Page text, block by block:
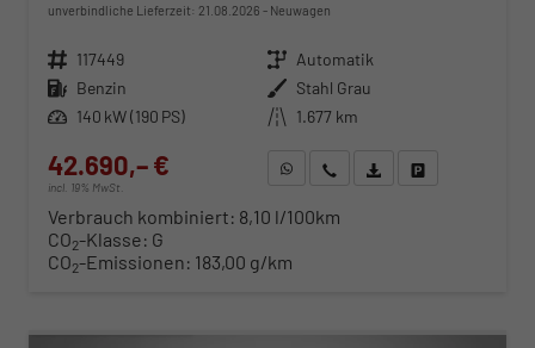
unverbindliche Lieferzeit: 21.08.2026 Neuwagen
Fahrzeugnr. 117449 Getriebe Automatik
Kraftstoff Benzin Außenfarbe Stahl Grau
Leistung 140 kW (190 PS) Kilometerstand 1.677 km
42.690,– €
incl. 19% MwSt.
WhatsApp anfragen
Wir rufen Sie anFahrzeugexposé (PDF)
Verbrauch kombiniert: 8,10 l/100km
CO2-Klasse: G
CO2-Emissionen: 183,00 g/km